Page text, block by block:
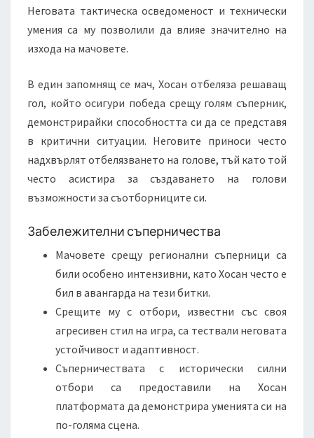
Неговата тактическа осведоменост и технически
умения са му позволили да влияе значително на
изхода на мачовете.
В един запомнящ се мач, Хосан отбеляза решаващ
гол, който осигури победа срещу голям съперник,
демонстрирайки способността си да се представя
в критични ситуации. Неговите приноси често
надхвърлят отбелязването на голове, тъй като той
често асистира за създаването на голови
възможности за съотборниците си.
Забележителни съперничества
Мачовете срещу регионални съперници са
били особено интензивни, като Хосан често е
бил в авангарда на тези битки.
Срещите му с отбори, известни със своя
агресивен стил на игра, са тествали неговата
устойчивост и адаптивност.
Съперничествата с исторически силни
отбори са предоставили на Хосан
платформата да демонстрира уменията си на
по-голяма сцена.